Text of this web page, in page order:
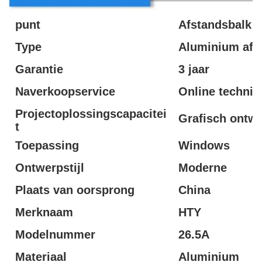
punt
Afstandsbalk
Type
Aluminium
Garantie
3 jaar
Naverkoopservice
Online
Projectoplossingscapacitei
t
Grafisch
Toepassing
Windows
Ontwerpstijl
Moderne
Plaats van oorsprong
China
Merknaam
HTY
Modelnummer
26.5A
Materiaal
Aluminium